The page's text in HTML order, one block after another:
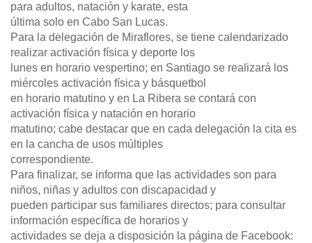
para adultos, natación y karate, esta
última solo en Cabo San Lucas.
Para la delegación de Miraflores, se tiene calendarizado
realizar activación física y deporte los
lunes en horario vespertino; en Santiago se realizará los
miércoles activación física y básquetbol
en horario matutino y en La Ribera se contará con
activación física y natación en horario
matutino; cabe destacar que en cada delegación la cita es
en la cancha de usos múltiples
correspondiente.
Para finalizar, se informa que las actividades son para
niños, niñas y adultos con discapacidad y
pueden participar sus familiares directos; para consultar
información específica de horarios y
actividades se deja a disposición la página de Facebook: